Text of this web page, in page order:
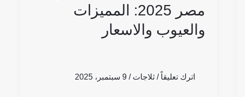
مصر 2025: المميزات
والعيوب والاسعار
اترك تعليقاً /ثلاجات /9 سبتمبر، 2025